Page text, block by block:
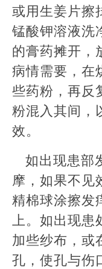
或用生姜片擦
锰酸钾溶液洗
的膏药摊开，
病情需要，在
些药粉，再反
粉混入其间，
效。
如出现患部
摩，如果不见
精棉球涂擦发
上。如出现
加些纱布，或
孔，使孔与伤